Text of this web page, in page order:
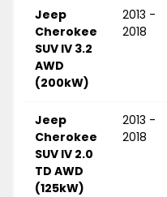
Jeep
Cherokee
SUV IV 3.2
AWD
(200kW)
2013 -
2018
Jeep
Cherokee
SUV IV 2.0
TD AWD
(125kW)
2013 -
2018